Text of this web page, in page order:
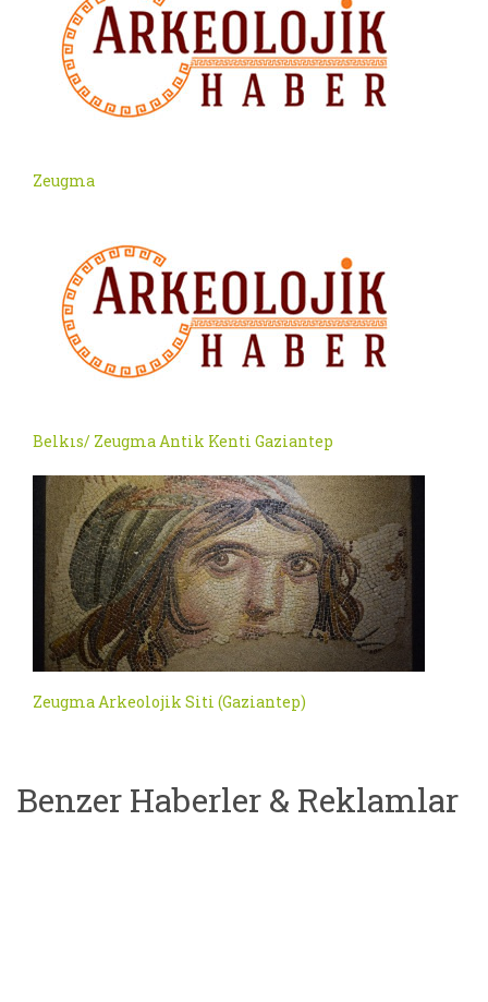
Zeugma
Belkıs/ Zeugma Antik Kenti Gaziantep
Zeugma Arkeolojik Siti (Gaziantep)
Benzer Haberler & Reklamlar